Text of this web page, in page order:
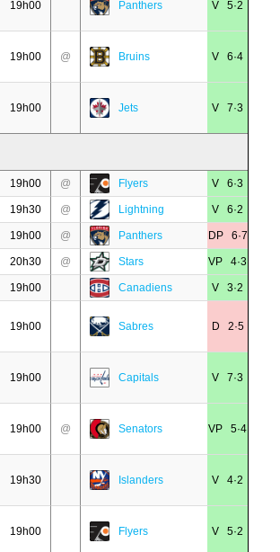
19h00 Panthers V 5·2
19h00 @ Bruins V 6·4
19h00 Jets V 7·3
19h00 @ Flyers V 6·3
19h30 @ Lightning V 6·2
19h00 @ Panthers DP 6·7
20h30 @ Stars VP 4·3
19h00 Canadiens V 3·2
19h00 Sabres D 2·5
19h00 Capitals V 7·3
19h00 @ Senators VP 5·4
19h30 Islanders V 4·2
19h00 Flyers V 5·2